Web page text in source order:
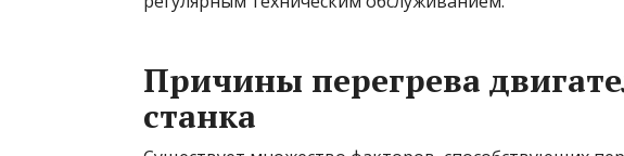
Причины перегрева
станка